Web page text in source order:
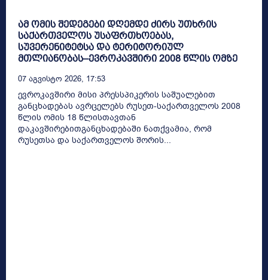
ამ ომის შედეგები დღემდე ძირს უთხრის
საქართველოს უსაფრთხოებას,
სუვერენიტეტსა და ტერიტორიულ
მთლიანობას–ევროკავშირი 2008 წლის ომზე
07 Აგვისტო 2026, 17:53
ევროკავშირი მისი პრესსპიკერის საშუალებით
განცხადებას ავრცელებს რუსეთ-საქართველოს 2008
წლის ომის 18 წლისთავთან
დაკავშირებითგანცხადებაში ნათქვამია, რომ
რუსეთსა და საქართველოს შორის...